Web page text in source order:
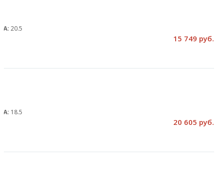
А: 20.5
15 749 руб.
А: 18.5
20 605 руб.